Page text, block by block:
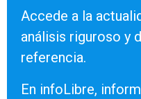
Accede a la
análisis riguroso y
referencia.
En infoLibre,